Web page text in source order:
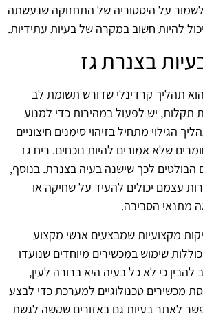
על היסטוריה של התחזוקה שנעשתה
להיות חשוב במקרה של בעיות עתידיות.
בצנרת גז
הוא תהליך קרדינלי שדורש תשומת לב
תקלות, יש לפעול במהירות כדי למנוע
הגילוי מתחיל בזיהוי סימנים חיצוניים
שלא אמורים להיות נוכחים. ריח גז
הבולטים לכך שישנה בעיה בצנרת. בנוסף,
עצמם יכולים להעיד על שחיקה או
מתנאי הסביבה.
מקצועיות שמבצעים אנשי מקצוע
שימוש במכשירים מיוחדים שנועדו
כי לא כל בעיה היא ברורה לעין,
מכשירים טכנולוגיים למערכת כדי לבצע
לאתר בעיות גם באזורים שקשה לגשת